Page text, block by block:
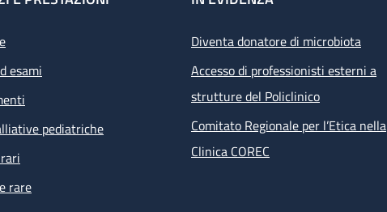
esami
pediatriche
rare
Diventa donatore di microbiota
Accesso di professionisti esterni a
strutture del Policlinico
Comitato Regionale per l’Etica nella
Clinica COREC